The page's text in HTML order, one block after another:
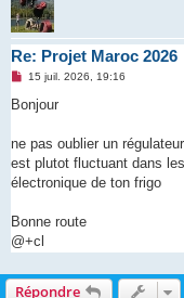
Re: Projet Maroc 2026
M
s
g
n
o
u
15 juil. 2026, 19:16
Bonjour
ne pas oublier un
est plutot fluctuant dans
électronique de ton frigo
Bonne route
@+cl
Répondre